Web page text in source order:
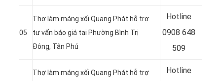
05
Thợ làm máng xối Quang Phát hỗ trợ
tư vấn báo giá tại Phường Bình Trị
Đông, Tân Phú
Hotline
0908 648
509
Thợ làm máng xối Quang Phát hỗ trợ
Hotline